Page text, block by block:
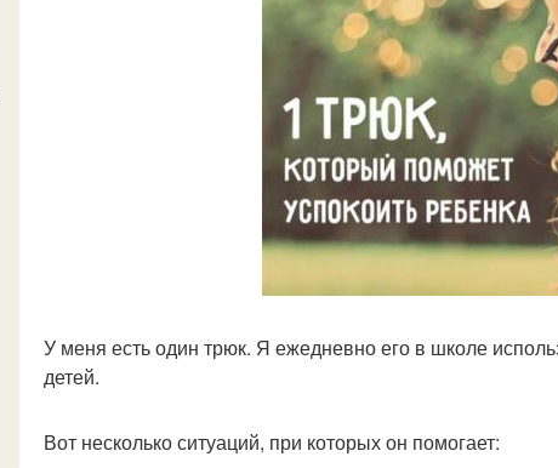
У меня есть один трюк. Я ежедневно его в школе
детей.
Вот несколько ситуаций, при которых он помогает: